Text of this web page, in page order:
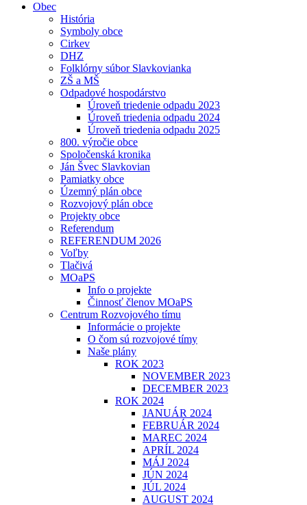
Obec
História
Symboly obce
Cirkev
DHZ
Folklórny súbor Slavkovianka
ZŠ a MŠ
Odpadové hospodárstvo
Úroveň triedenie odpadu 2023
Úroveň triedenia odpadu 2024
Úroveň triedenia odpadu 2025
800. výročie obce
Spoločenská kronika
Ján Švec Slavkovian
Pamiatky obce
Územný plán obce
Rozvojový plán obce
Projekty obce
Referendum
REFERENDUM 2026
Voľby
Tlačivá
MOaPS
Info o projekte
Činnosť členov MOaPS
Centrum Rozvojového tímu
Informácie o projekte
O čom sú rozvojové tímy
Naše plány
ROK 2023
NOVEMBER 2023
DECEMBER 2023
ROK 2024
JANUÁR 2024
FEBRUÁR 2024
MAREC 2024
APRÍL 2024
MÁJ 2024
JÚN 2024
JÚL 2024
AUGUST 2024